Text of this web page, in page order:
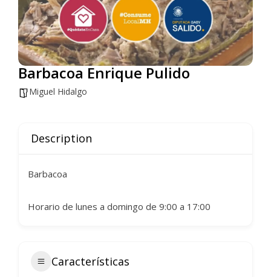
Barbacoa Enrique Pulido
Miguel Hidalgo
Description
Barbacoa
Horario de lunes a domingo de 9:00 a 17:00
Características